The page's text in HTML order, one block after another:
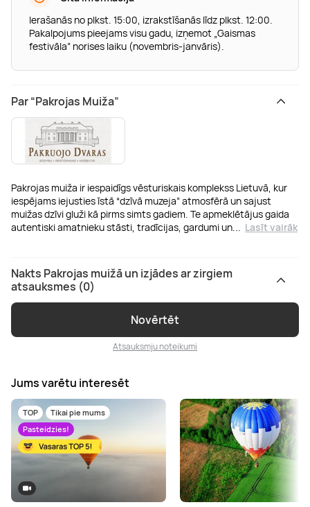
Ierašanās no plkst. 15:00, izrakstīšanās līdz plkst. 12:00.
Pakalpojums pieejams visu gadu, izņemot „Gaismas
festivāla” norises laiku (novembris-janvāris).
Par “Pakrojas Muiža”
Pakrojas muiža ir iespaidīgs vēsturiskais komplekss Lietuvā, kur
iespējams iejusties īstā “dzīvā muzeja” atmosfērā un sajust
muižas dzīvi gluži kā pirms simts gadiem. Te apmeklētājus gaida
autentiski amatnieku stāsti, tradīcijas, gardumi un... Lasīt vairāk
Nakts Pakrojas muižā un izjādes ar zirgiem
atsauksmes (0)
Novērtēt
Atsauksmju noteikumi
Jums varētu interesēt
TOP
Tikai pie mums
Pasteidzies!